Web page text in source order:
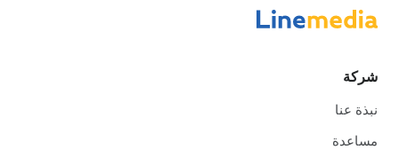
شركة
نبذة عنا
مساعدة